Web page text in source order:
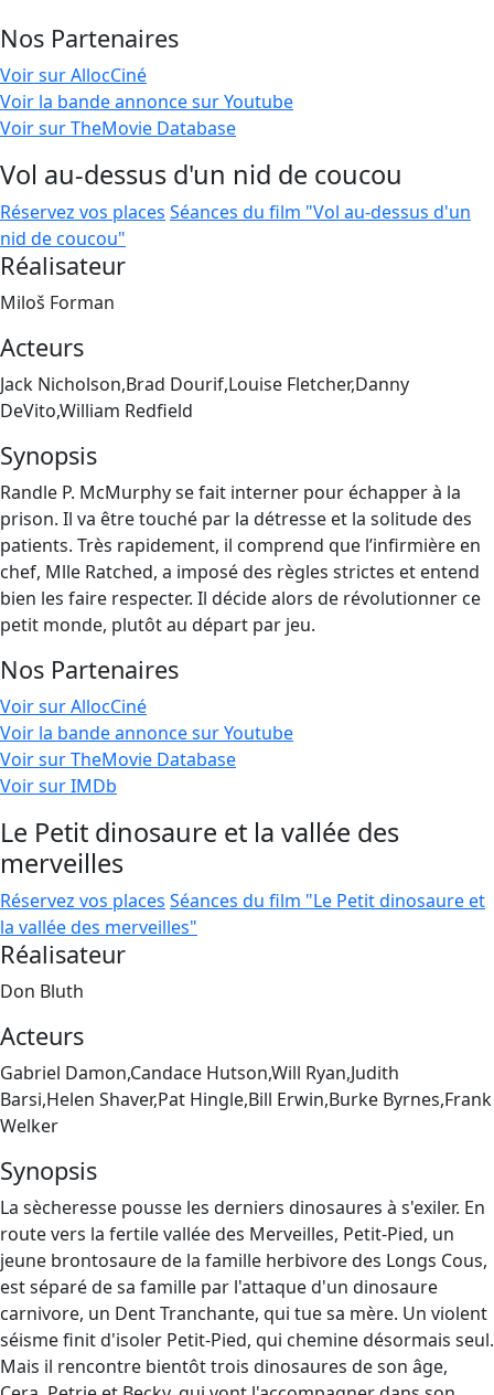
Nos Partenaires
Voir sur AllocCiné
Voir la bande annonce sur Youtube
Voir sur TheMovie Database
Vol au-dessus d'un nid de coucou
Réservez vos places Séances du film "Vol au-dessus d'un
nid de coucou"
Réalisateur
Miloš Forman
Acteurs
Jack Nicholson,Brad Dourif,Louise Fletcher,Danny
DeVito,William Redfield
Synopsis
Randle P. McMurphy se fait interner pour échapper à la
prison. Il va être touché par la détresse et la solitude des
patients. Très rapidement, il comprend que l’infirmière en
chef, Mlle Ratched, a imposé des règles strictes et entend
bien les faire respecter. Il décide alors de révolutionner ce
petit monde, plutôt au départ par jeu.
Nos Partenaires
Voir sur AllocCiné
Voir la bande annonce sur Youtube
Voir sur TheMovie Database
Voir sur IMDb
Le Petit dinosaure et la vallée des
merveilles
Réservez vos places Séances du film "Le Petit dinosaure et
la vallée des merveilles"
Réalisateur
Don Bluth
Acteurs
Gabriel Damon,Candace Hutson,Will Ryan,Judith
Barsi,Helen Shaver,Pat Hingle,Bill Erwin,Burke Byrnes,Frank
Welker
Synopsis
La sècheresse pousse les derniers dinosaures à s'exiler. En
route vers la fertile vallée des Merveilles, Petit-Pied, un
jeune brontosaure de la famille herbivore des Longs Cous,
est séparé de sa famille par l'attaque d'un dinosaure
carnivore, un Dent Tranchante, qui tue sa mère. Un violent
séisme finit d'isoler Petit-Pied, qui chemine désormais seul.
Mais il rencontre bientôt trois dinosaures de son âge,